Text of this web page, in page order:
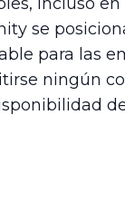
se
para las
ningún